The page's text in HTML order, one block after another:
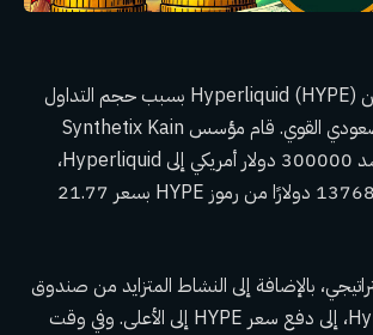
يقترب المتداولون من Hyperliquid (HYPE) بسبب حجم التداول
المتزايد والنشاط الصعودي القوي. قام مؤسس Synthetix Kain
Warwick مؤخرًا بسد 300000 دولار أمريكي إلى Hyperliquid،
حيث حصل على 13768.6 دولارًا من رموز HYPE بسعر 21.77
بالإضافة إلى النشاط المتزايد من صندوق
مساعدة Hyperliquid، إلى دفع سعر HYPE إلى الأعلى. وفي وقت